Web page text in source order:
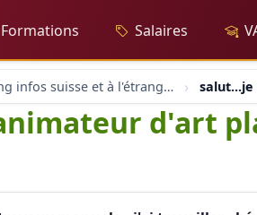
Formations Salaires
Ong infos suisse et à l'étranger
d'art